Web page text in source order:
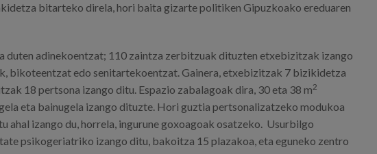
bitarteko direla, hori baita gizarte politiken Gipuzkoako ereduaren
duten adinekoentzat; 110 zaintza zerbitzuak dituzten etxebizitzak izango
bikoteentzat edo senitartekoentzat. Gainera, etxebizitzak 7 bizikidetza
18 pertsona izango ditu. Espazio zabalagoak dira, 30 eta 38 m2
eta bainugela izango dituzte. Hori guztia pertsonalizatzeko modukoa
ahal izango du, horrela, ingurune goxoagoak osatzeko. Usurbilgo
psikogeriatriko izango ditu, bakoitza 15 plazakoa, eta eguneko zentro